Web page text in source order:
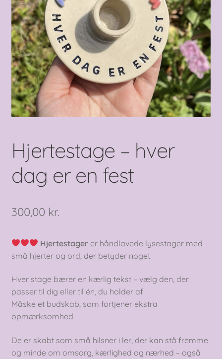
Hjertestage – hver
dag er en fest
300,00 kr.
Hjertestager er håndlavede lysestager med
små hjerter og ord, der betyder noget.
Hver stage bærer en kærlig tekst – vælg den, der
passer til dig eller til én, du holder af.
Måske et budskab, som fortjener ekstra
opmærksomhed.
De er skabt som små hilsner i ler, der kan stå fremme
og minde om omsorg, kærlighed og nærhed – også